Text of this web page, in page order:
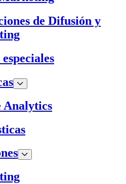
de Difusión y
Analytics